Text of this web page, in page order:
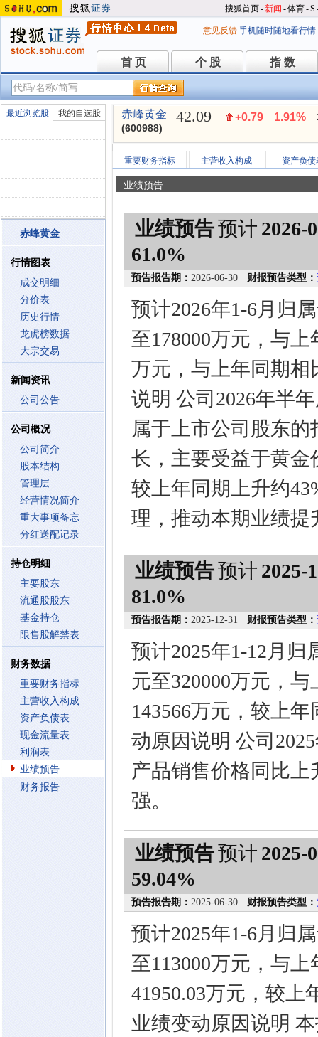
搜狐首页-新闻 -体育-S
意见反馈 手机随时随地看行情
首 页
首 页 个 股
个 股 指 数
指 数
最近浏览股 我的自选股
赤峰黄金
行情图表
成交明细
分价表
历史行情
龙虎榜数据
大宗交易
新闻资讯
公司公告
公司概况
公司简介
股本结构
管理层
经营情况简介
重大事项备忘
分红送配记录
持仓明细
主要股东
流通股股东
基金持仓
限售股解禁表
财务数据
重要财务指标
主营收入构成
资产负债表
现金流量表
利润表
业绩预告
财务报告
赤峰黄金
(600988)
42.09 +0.79 1.91%
重要财务指标 主营收入构成 资产负债
业绩预告
业绩预告预计 2026-
61.0%
预告报告期： 2026-06-30 财报预告类型：
预计2026年1-6月归
至178000万元，与
万元，与上年同期相
说明 公司2026年半
属于上市公司股东
长，主要受益于黄
较上年同期上升约
理，推动本期业绩提
业绩预告预计 2025-
81.0%
预告报告期： 2025-12-31 财报预告类型：
预计2025年1-12月归
元至320000万元，
143566万元，较上
动原因说明 公司
产品销售价格同比
强。
业绩预告预计 2025-
59.04%
预告报告期： 2025-06-30 财报预告类型：
预计2025年1-6月归
至113000万元，与
41950.03万元，较上
业绩变动原因说明